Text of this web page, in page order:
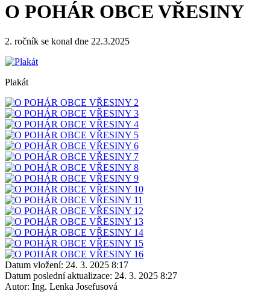
O POHÁR OBCE VŘESINY
2. ročník se konal dne 22.3.2025
Plakát
Datum vložení: 24. 3. 2025 8:17
Datum poslední aktualizace: 24. 3. 2025 8:27
Autor: Ing. Lenka Josefusová